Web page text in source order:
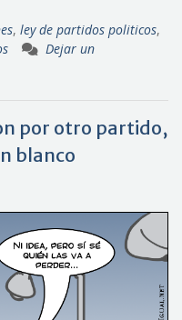
, ley de partidos politicos,
Dejar un
por otro partido,
blanco